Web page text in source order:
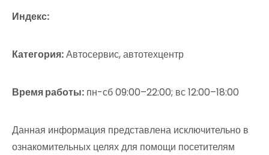
Индекс:
Категория:Автосервис, автотехцентр
Время работы: пн-сб 09:00–22:00; вс 12:00–18:00
Данная информация представлена исключительно в
ознакомительных целях для помощи посетителям